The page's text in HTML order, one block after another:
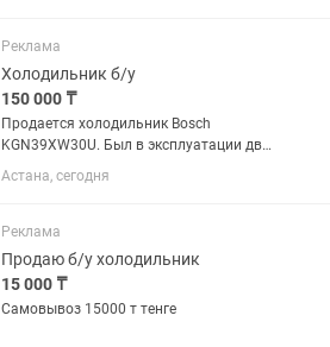
Реклама
Холодильник б/у
150 000 ₸
Продается холодильник Bosch
KGN39XW30U. Был в эксплуатации два
года. Состояние отличное, есть запах.
Остался выключенным с мясом
клинингом. Новый стоит 525...
Астана, сегодня
Реклама
Продаю б/у холодильник
15 000 ₸
Самовывоз 15000 т тенге